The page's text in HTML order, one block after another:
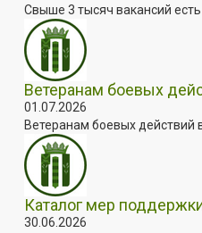
Свыше 3 тысяч вакансий
Ветеранам боевых
01.07.2026
Ветеранам боевых действий
Каталог мер
30.06.2026